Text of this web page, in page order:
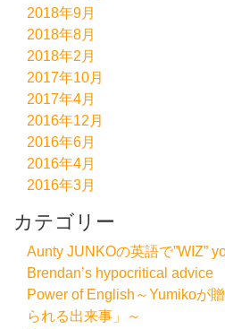
2018年9月
2018年8月
2018年2月
2017年10月
2017年4月
2016年12月
2016年6月
2016年4月
2016年3月
カテゴリー
Aunty JUNKOの英語で”WIZ”
Brendan’s hypocritical advice
Power of English～Yumikoが
られる出来事」～